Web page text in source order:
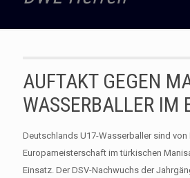
AUFTAKT GEGEN
WASSERBALLER IM
Deutschlands U17-Wasserballer sind
Europameisterschaft im türkischen
Einsatz. Der DSV-Nachwuchs der